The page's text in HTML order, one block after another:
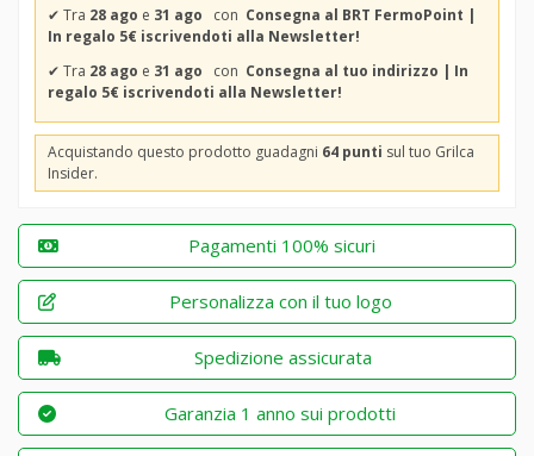
✔ Tra 28 ago e 31 ago con Consegna al BRT FermoPoint |
In regalo 5€ iscrivendoti alla Newsletter!
✔ Tra 28 ago e 31 ago con Consegna al tuo indirizzo | In
regalo 5€ iscrivendoti alla Newsletter!
Acquistando questo prodotto guadagni 64 punti sul tuo Grilca
Insider.
Pagamenti 100% sicuri
Personalizza con il tuo logo
Spedizione assicurata
Garanzia 1 anno sui prodotti